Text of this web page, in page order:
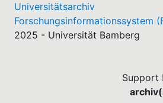
Universitätsarchiv
Forschungsinformationssystem
2025 - Universität Bamberg
Support